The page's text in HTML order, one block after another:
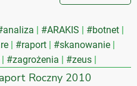
#ARAKIS
#botnet
#raport
#skanowanie
#zagrożenia #zeus
Roczny 2010